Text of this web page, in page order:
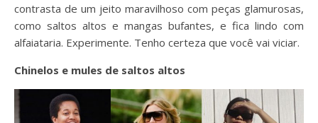
contrasta de um jeito maravilhoso com peças glamurosas,
como saltos altos e mangas bufantes, e fica lindo com
alfaiataria. Experimente. Tenho certeza que você vai viciar.
Chinelos e mules de saltos altos